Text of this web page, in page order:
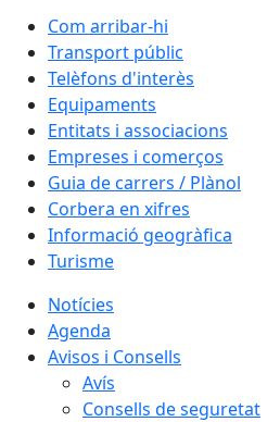
Com arribar-hi
Transport públic
Telèfons d'interès
Equipaments
Entitats i associacions
Empreses i comerços
Guia de carrers / Plànol
Corbera en xifres
Informació geogràfica
Turisme
Notícies
Agenda
Avisos i Consells
Avís
Consells de seguretat